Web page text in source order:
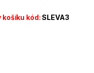
kód:SLEVA3